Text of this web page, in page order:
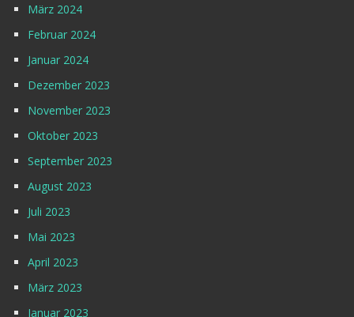
März 2024
Februar 2024
Januar 2024
Dezember 2023
November 2023
Oktober 2023
September 2023
August 2023
Juli 2023
Mai 2023
April 2023
März 2023
Januar 2023